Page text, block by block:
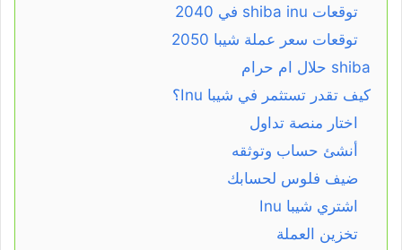
توقعات shiba inu في 2040
توقعات سعر عملة شيبا 2050
shiba حلال ام حرام
كيف تقدر تستثمر في شيبا Inu؟
اختار منصة تداول
أنشئ حساب وتوثقه
ضيف فلوس لحسابك
اشتري شيبا Inu
تخزين العملة